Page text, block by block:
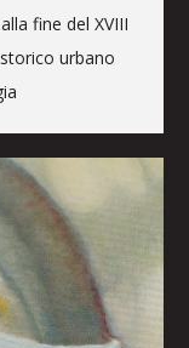
fine del XVIII
urbano